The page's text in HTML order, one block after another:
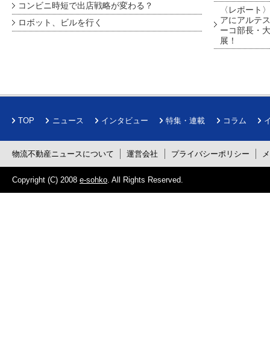
コンビニ時短で出店戦略が変わる？
ロボット、ビルを行く
〈レポート
アにアルテ
ーコ部長・
展！
TOP ニュース インタビュー 特集・連載 コラム
物流不動産ニュースについて 運営会社 プライバシーポリシー
Copyright (C) 2008 e-sohko . All Rights Reserved.